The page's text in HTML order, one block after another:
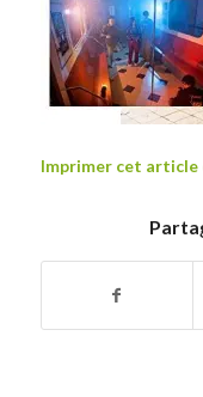
Imprimer cet article